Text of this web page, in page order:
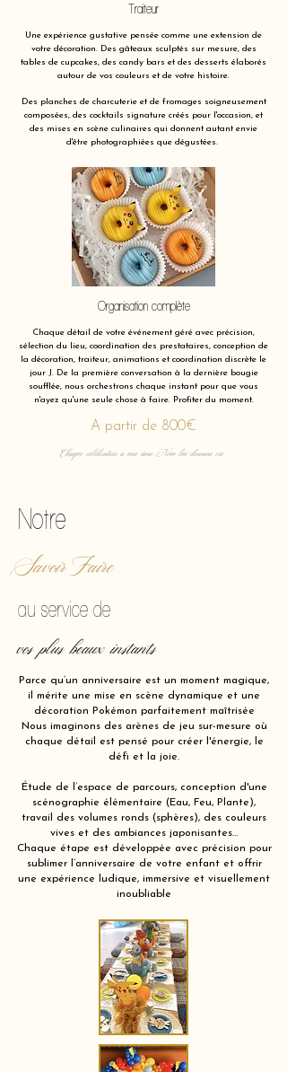
Traiteur
Une expérience gustative pensée comme une extension de
votre décoration. Des gâteaux sculptés sur mesure, des
tables de cupcakes, des candy bars et des desserts élaborés
autour de vos couleurs et de votre histoire.
Des planches de charcuterie et de fromages soigneusement
composées, des cocktails signature créés pour l'occasion, et
des mises en scène culinaires qui donnent autant envie
d'être photographiées que dégustées.
Organisation complète
Chaque détail de votre événement géré avec précision,
sélection du lieu, coordination des prestataires, conception de
la décoration, traiteur, animations et coordination discrète le
jour J. De la première conversation à la dernière bougie
soufflée, nous orchestrons chaque instant pour que vous
n'ayez qu'une seule chose à faire. Profiter du moment.
A partir de 800€
Chaque célébration a une âme. Nous lui donnons vie.
Notre
Savoir Faire
au service de
vos plus beaux instants
Parce qu’un anniversaire est un moment magique,
il mérite une mise en scène dynamique et une
décoration Pokémon parfaitement maîtrisée
Nous imaginons des arènes de jeu sur-mesure où
chaque détail est pensé pour créer l'énergie, le
défi et la joie.
Étude de l’espace de parcours, conception d'une
scénographie élémentaire (Eau, Feu, Plante),
travail des volumes ronds (sphères), des couleurs
vives et des ambiances japonisantes…
Chaque étape est développée avec précision pour
sublimer l’anniversaire de votre enfant et offrir
une expérience ludique, immersive et visuellement
inoubliable